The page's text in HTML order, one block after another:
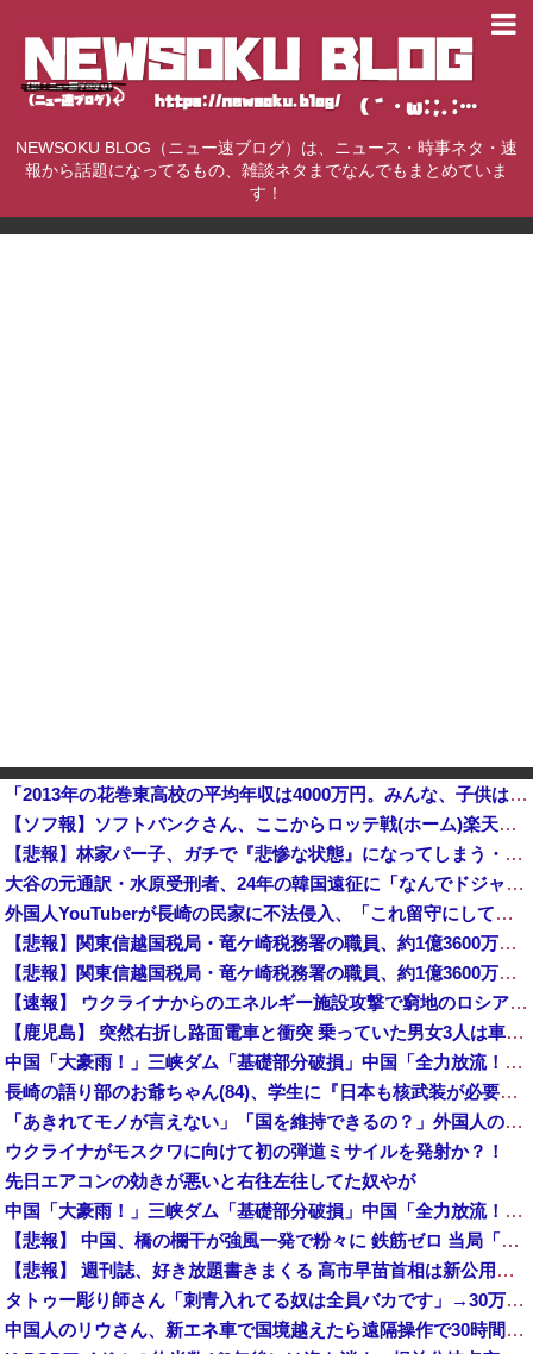
NEWSOKU BLOG（ニュー速ブログ）は、ニュース・時事ネタ・速
報から話題になってるもの、雑談ネタまでなんでもまとめていま
す！
「2013年の花巻東高校の平均年収は4000万円。みんな、子供は花巻東高校に入れましょう」
【ソフ報】ソフトバンクさん、ここからロッテ戦(ホーム)楽天戦(ホーム)ハム戦(ビジター)他
【悲報】林家パー子、ガチで『悲惨な状態』になってしまう・・・・
大谷の元通訳・水原受刑者、24年の韓国遠征に「なんでドジャースが韓国に？」「日本なら分かるんだけど」「みんな気が乗らない」と語っていたことが判明
外国人YouTuberが長崎の民家に不法侵入、「これ留守にしてるだけじゃないの？」と激怒する人が続出中
【悲報】関東信越国税局・竜ケ崎税務署の職員、約1億3600万円を脱税してしまう…
【悲報】関東信越国税局・竜ケ崎税務署の職員、約1億3600万円を脱税してしまう…
【速報】 ウクライナからのエネルギー施設攻撃で窮地のロシアを韓国が助けていたことが判明「韓国で船積みの精製油3万トンがロシア行き」
【鹿児島】 突然右折し路面電車と衝突 乗っていた男女3人は車を放置しダッシュで逃走中
中国「大豪雨！」三峡ダム「基礎部分破損」中国「全力放流！」台風13号「中国上陸予測」台風15号「中国接近（画像」中国「台風同時上陸！（穀物生産が壊滅危機」→
長崎の語り部のお爺ちゃん(84)、学生に『日本も核武装が必要』と言われびっくり
「あきれてモノが言えない」「国を維持できるの？」外国人の永住許可要件の厳格化で在日中国人の本音は？
ウクライナがモスクワに向けて初の弾道ミサイルを発射か？！
先日エアコンの効きが悪いと右往左往してた奴やが
中国「大豪雨！」三峡ダム「基礎部分破損」中国「全力放流！」台風13号「中国上陸予測」台風15号「中国接近（画像」中国「台風同時上陸！（穀物生産が壊滅危機」→
【悲報】 中国、橋の欄干が強風一発で粉々に 鉄筋ゼロ 当局「接着剤でくっつけただけ」「正常で、品質問題はない」
【悲報】 週刊誌、好き放題書きまくる 高市早苗首相は新公用車の贅を尽くした後部座席でたばこを吸うのが至福の時間「どんどん延びる乗車時間」
タトゥー彫り師さん「刺青入れてる奴は全員バカです」→30万再生ｗｗｗｗｗｗ
中国人のリウさん、新エネ車で国境越えたら遠隔操作で30時間ロックされる！